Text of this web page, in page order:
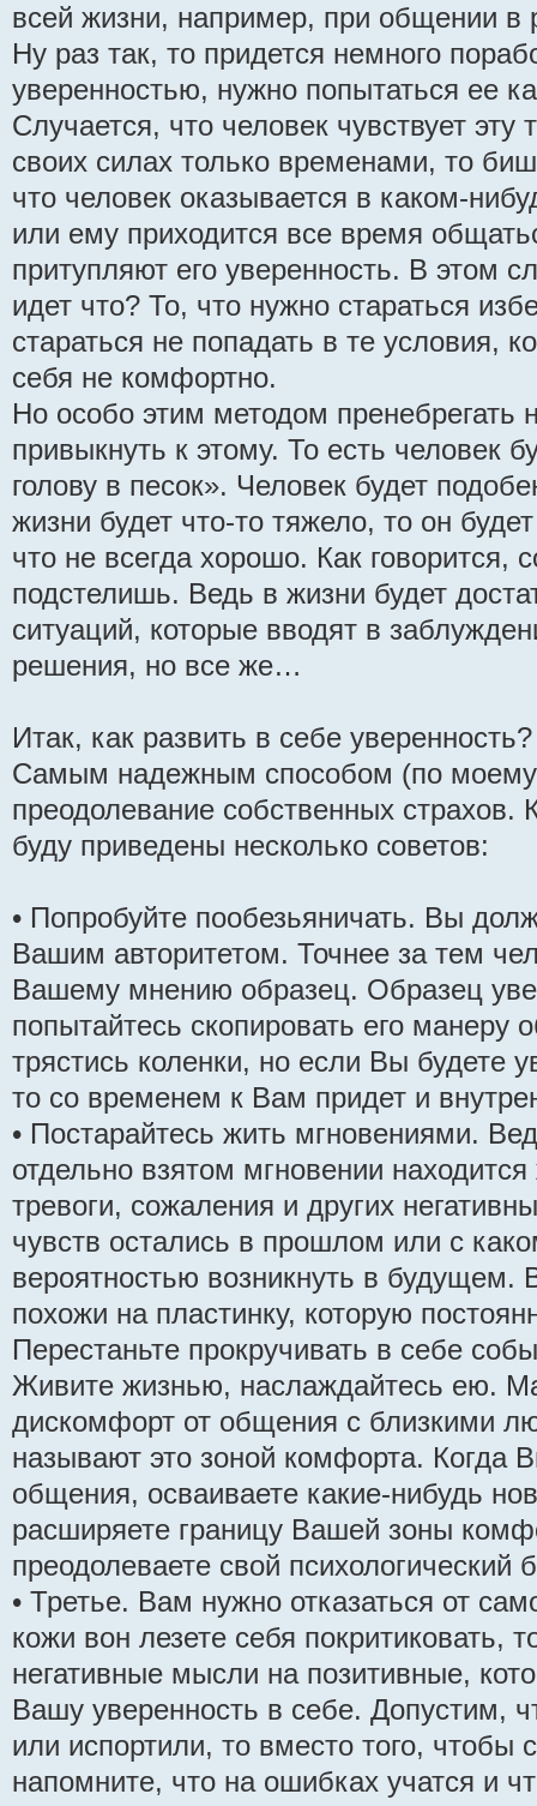
всей жизни, например, при общении в
Ну раз так, то придется немного
уверенностью, нужно попытаться ее
Случается, что человек чувствует эту
своих силах только временами, то
что человек оказывается в каком-
или ему приходится все время
притупляют его уверенность. В этом
идет что? То, что нужно стараться
стараться не попадать в те условия,
себя не комфортно.
Но особо этим методом пренебрегать
привыкнуть к этому. То есть человек
голову в песок». Человек будет
жизни будет что-то тяжело, то он
что не всегда хорошо. Как говорится,
подстелишь. Ведь в жизни будет
ситуаций, которые вводят в
решения, но все же…
Итак, как развить в себе уверенность?
Самым надежным способом (по моему
преодолевание собственных страхов.
буду приведены несколько советов:
• Попробуйте пообезьяничать. Вы
Вашим авторитетом. Точнее за тем
Вашему мнению образец. Образец
попытайтесь скопировать его манеру
трястись коленки, но если Вы будете
то со временем к Вам придет и
• Постарайтесь жить мгновениями.
отдельно взятом мгновении
тревоги, сожаления и других
чувств остались в прошлом или с
вероятностью возникнуть в
похожи на пластинку, которую
Перестаньте прокручивать в себе
Живите жизнью, наслаждайтесь ею.
дискомфорт от общения с близкими
называют это зоной комфорта. Когда
общения, осваиваете какие-нибудь
расширяете границу Вашей зоны
преодолеваете свой психологический
• Третье. Вам нужно отказаться от
кожи вон лезете себя покритиковать,
негативные мысли на позитивные,
Вашу уверенность в себе. Допустим,
или испортили, то вместо того, чтобы
напомните, что на ошибках учатся и